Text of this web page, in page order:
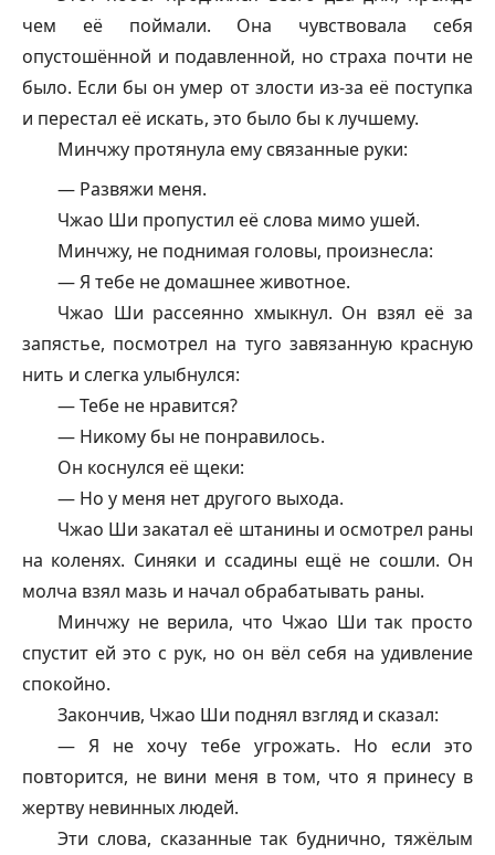
чем её поймали. Она чувствовала себя
опустошённой и подавленной, но страха почти не
было. Если бы он умер от злости из-за её поступка
и перестал её искать, это было бы к лучшему.
Минчжу протянула ему связанные руки:
— Развяжи меня.
Чжао Ши пропустил её слова мимо ушей.
Минчжу, не поднимая головы, произнесла:
— Я тебе не домашнее животное.
Чжао Ши рассеянно хмыкнул. Он взял её за
запястье, посмотрел на туго завязанную красную
нить и слегка улыбнулся:
— Тебе не нравится?
— Никому бы не понравилось.
Он коснулся её щеки:
— Но у меня нет другого выхода.
Чжао Ши закатал её штанины и осмотрел раны
на коленях. Синяки и ссадины ещё не сошли. Он
молча взял мазь и начал обрабатывать раны.
Минчжу не верила, что Чжао Ши так просто
спустит ей это с рук, но он вёл себя на удивление
спокойно.
Закончив, Чжао Ши поднял взгляд и сказал:
— Я не хочу тебе угрожать. Но если это
повторится, не вини меня в том, что я принесу в
жертву невинных людей.
Эти слова, сказанные так буднично, тяжёлым